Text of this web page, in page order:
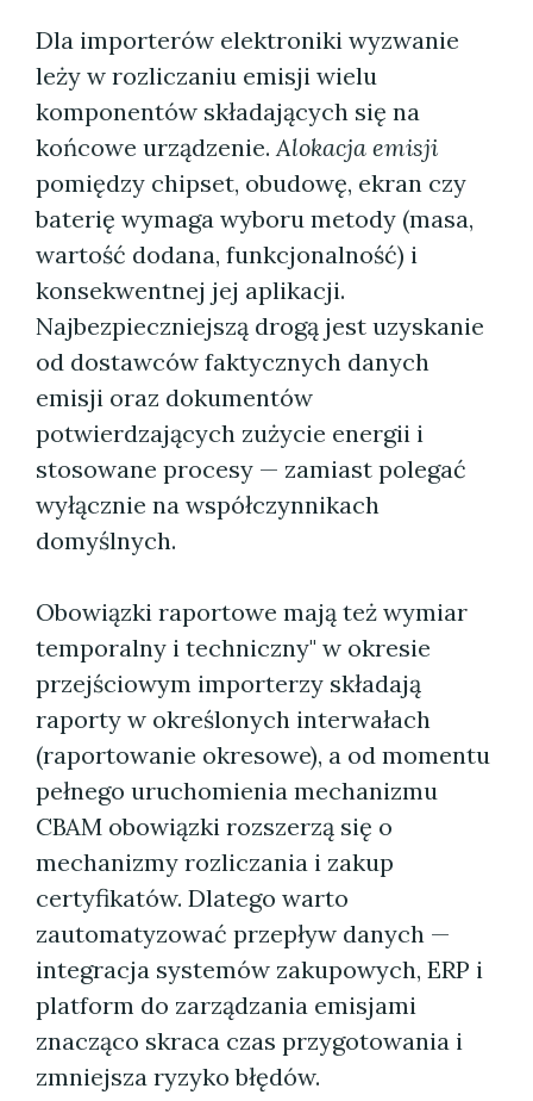
Dla importerów elektroniki wyzwanie
leży w rozliczaniu emisji wielu
komponentów składających się na
końcowe urządzenie.Alokacja emisji
pomiędzy chipset, obudowę, ekran czy
baterię wymaga wyboru metody (masa,
wartość dodana, funkcjonalność) i
konsekwentnej jej aplikacji.
Najbezpieczniejszą drogą jest uzyskanie
od dostawców faktycznych danych
emisji oraz dokumentów
potwierdzających zużycie energii i
stosowane procesy — zamiast polegać
wyłącznie na współczynnikach
domyślnych.
Obowiązki raportowe mają też wymiar
temporalny i techniczny" w okresie
przejściowym importerzy składają
raporty w określonych interwałach
(raportowanie okresowe), a od momentu
pełnego uruchomienia mechanizmu
CBAM obowiązki rozszerzą się o
mechanizmy rozliczania i zakup
certyfikatów. Dlatego warto
zautomatyzować przepływ danych —
integracja systemów zakupowych, ERP i
platform do zarządzania emisjami
znacząco skraca czas przygotowania i
zmniejsza ryzyko błędów.